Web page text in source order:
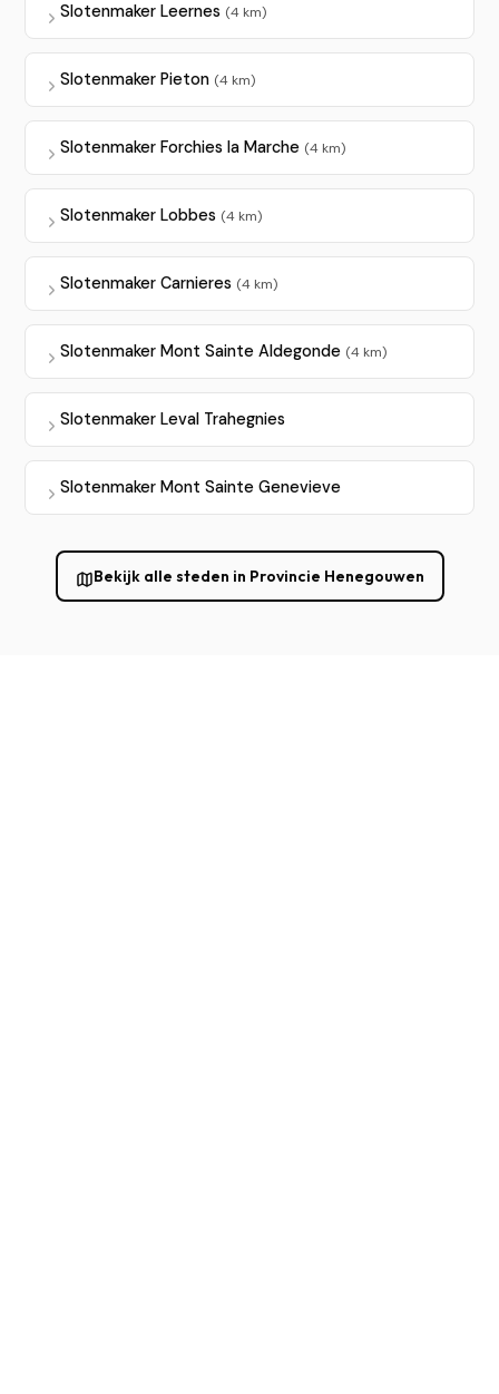
Slotenmaker Leernes (4 km)
Slotenmaker Pieton (4 km)
Slotenmaker Forchies la Marche (4 km)
Slotenmaker Lobbes (4 km)
Slotenmaker Carnieres (4 km)
Slotenmaker Mont Sainte Aldegonde (4 km)
Slotenmaker Leval Trahegnies
Slotenmaker Mont Sainte Genevieve
Bekijk alle steden in Provincie Henegouwen